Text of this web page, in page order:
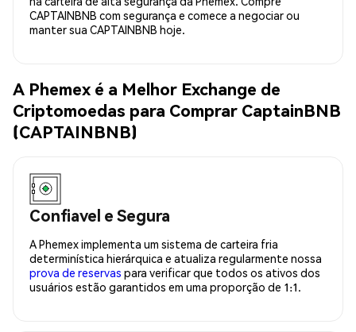
CAPTAINBNB com segurança e comece a negociar ou
manter sua CAPTAINBNB hoje.
A Phemex é a Melhor Exchange de
Criptomoedas para Comprar CaptainBNB
(CAPTAINBNB)
Confiavel e Segura
A Phemex implementa um sistema de carteira fria
determinística hierárquica e atualiza regularmente nossa
prova de reservas para verificar que todos os ativos dos
usuários estão garantidos em uma proporção de 1:1.